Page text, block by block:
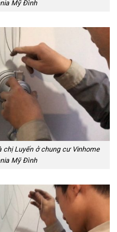
Mỹ Đình
chị Luyến ở chung cư Vinhome
Mỹ Đình